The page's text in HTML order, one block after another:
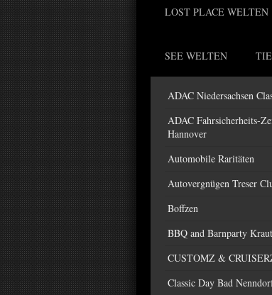
LOST PLACE WELTEN
SEE WELTEN
ADAC Niedersachsen
ADAC Fahrsicherheits-
Hannover
Automobile Raritäten
Autovergnügen Treser
Boffzen
BBQ and Barnparty
CUSTOMZ &
Classic Day Bad